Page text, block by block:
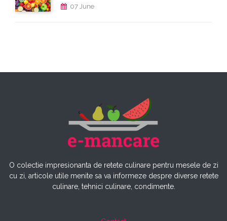
07 June
O colectie impresionanta de retete culinare pentru mesele de zi
cu zi, articole utile menite sa va informeze despre diverse retete
culinare, tehnici culinare, condimente.